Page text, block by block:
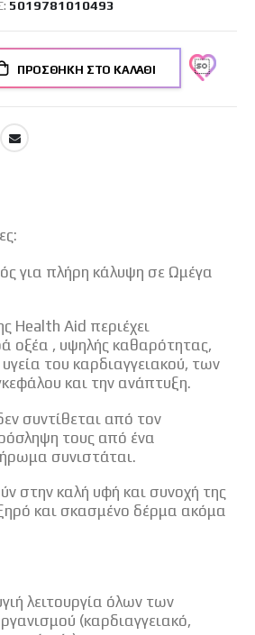
5019781010493
ΠΡΟΣΘΉΚΗ ΣΤΟ ΚΑΛΆΘΙ
για πλήρη κάλυψη σε Ωμέγα
Health Aid περιέχει
οξέα , υψηλής καθαρότητας,
υγεία του καρδιαγγειακού, των
και την ανάπτυξη.
συντίθεται από τον
τους από ένα
συνιστάται.
στην καλή υφή και συνοχή της
και σκασμένο δέρμα ακόμα
λειτουργία όλων των
(καρδιαγγειακό,